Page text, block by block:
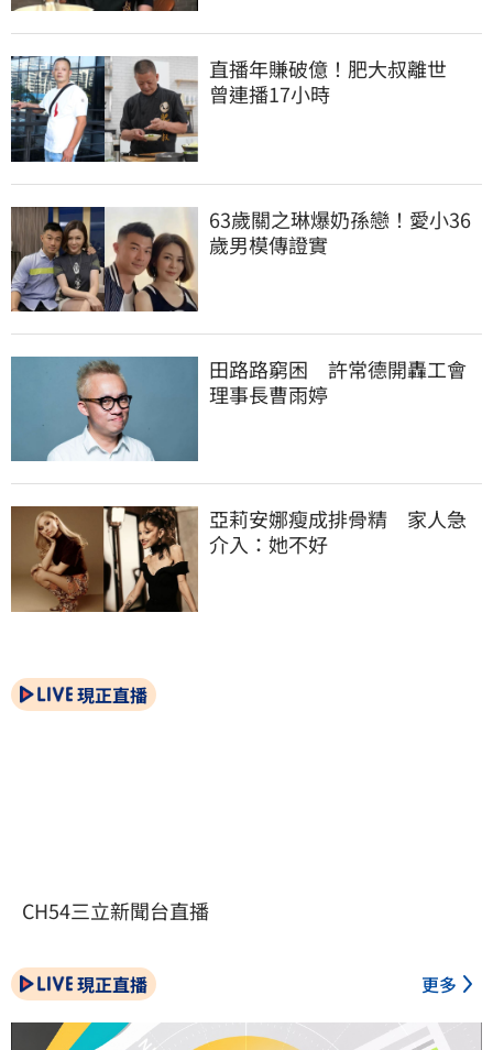
直播年賺破億！肥大叔離世
曾連播17小時
63歲關之琳爆奶孫戀！愛小36
歲男模傳證實
田路路窮困　許常德開轟工會
理事長曹雨婷
亞莉安娜瘦成排骨精　家人急
介入：她不好
現正直播
CH54三立新聞台直播
現正直播 更多